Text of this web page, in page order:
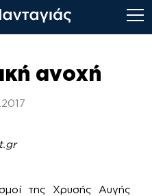
ανοχή
της Χρυσής Αυγής